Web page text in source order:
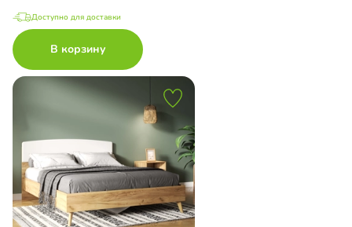
Доступно для доставки
В корзину